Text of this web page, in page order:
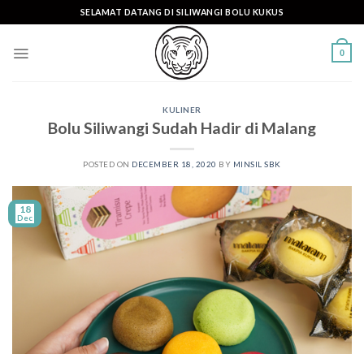
to
SELAMAT DATANG DI SILIWANGI BOLU KUKUS
0
KULINER
Bolu Siliwangi Sudah Hadir di Malang
POSTED ON DECEMBER 18, 2020 BY MINSIL SBK
18
Dec